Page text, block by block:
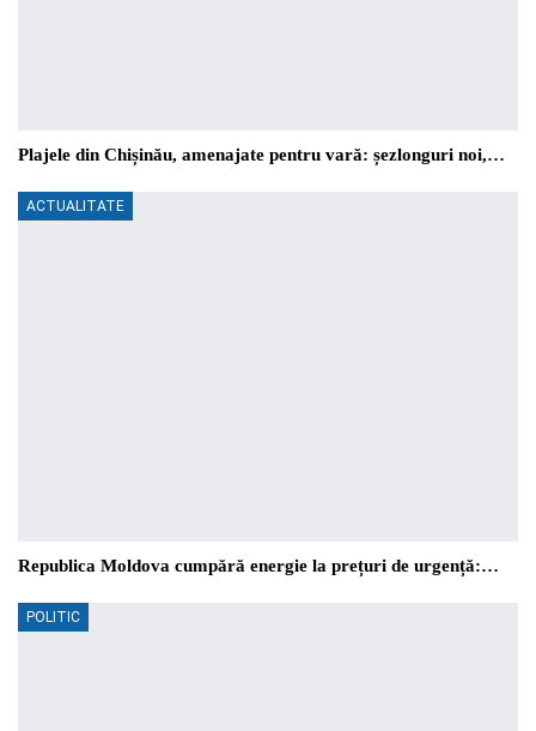
Plajele din Chișinău, amenajate pentru vară: șezlonguri noi,…
ACTUALITATE
Republica Moldova cumpără energie la prețuri de urgență:…
POLITIC